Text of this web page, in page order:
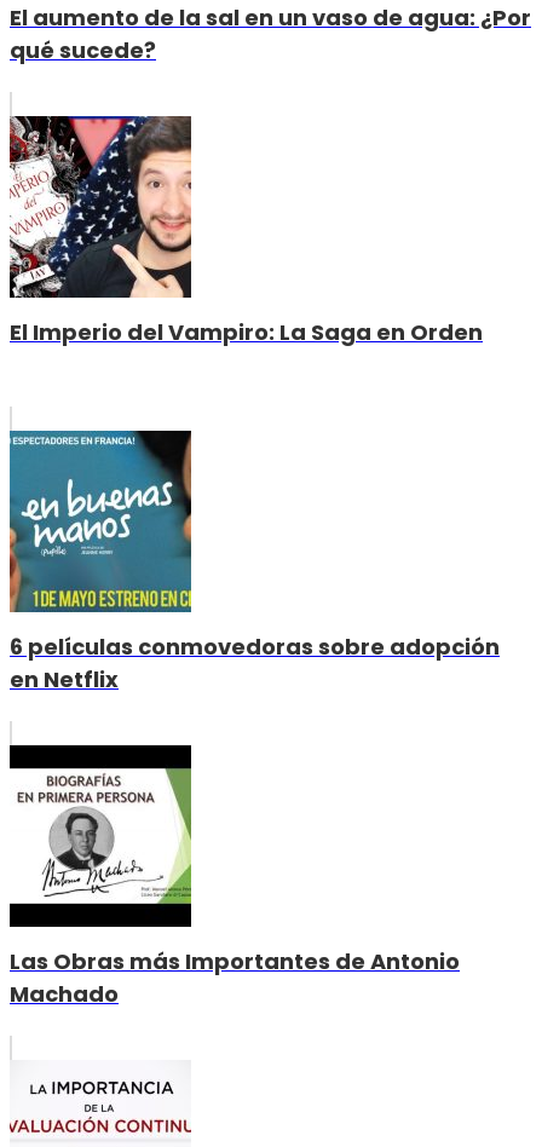
El aumento de la sal en un vaso de agua: ¿Por
qué sucede?
El Imperio del Vampiro: La Saga en Orden
6 películas conmovedoras sobre adopción
en Netflix
Las Obras más Importantes de Antonio
Machado